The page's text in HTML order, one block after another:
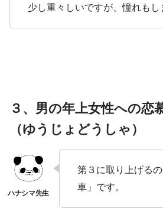
少し重々しいですが、憧れもし
３、男の年上女性への
（ゆうじょどうしゃ）
第３に取り上げる
車」です。